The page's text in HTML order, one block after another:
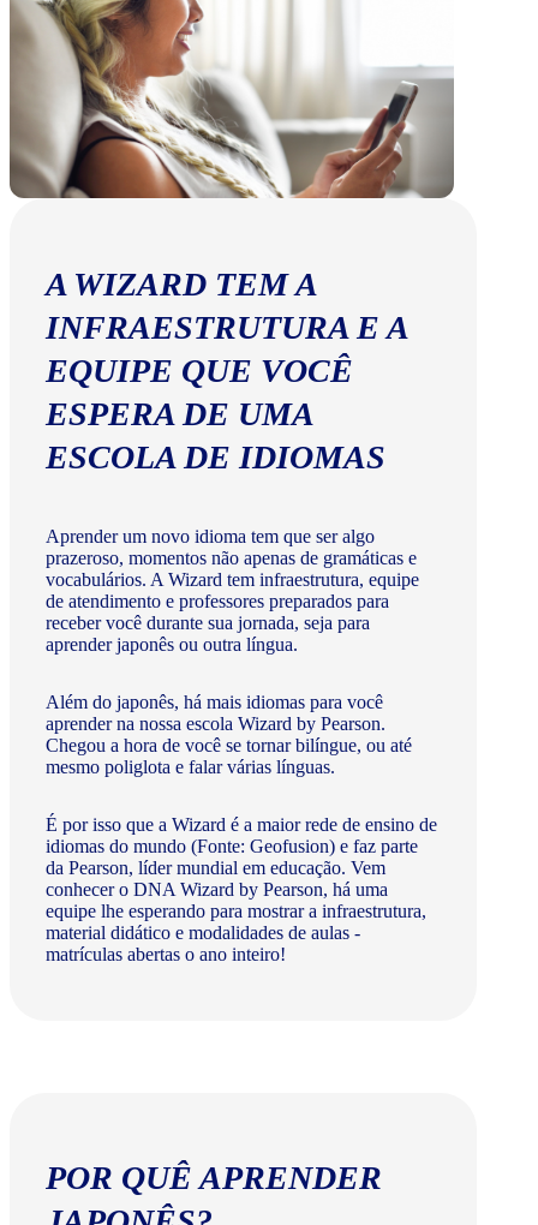
A WIZARD TEM A
INFRAESTRUTURA E A
EQUIPE QUE VOCÊ
ESPERA DE UMA
ESCOLA DE IDIOMAS
Aprender um novo idioma tem que ser algo
prazeroso, momentos não apenas de gramáticas e
vocabulários. A Wizard tem infraestrutura, equipe
de atendimento e professores preparados para
receber você durante sua jornada, seja para
aprender japonês ou outra língua.
Além do japonês, há mais idiomas para você
aprender na nossa escola Wizard by Pearson.
Chegou a hora de você se tornar bilíngue, ou até
mesmo poliglota e falar várias línguas.
É por isso que a Wizard é a maior rede de ensino de
idiomas do mundo (Fonte: Geofusion) e faz parte
da Pearson, líder mundial em educação. Vem
conhecer o DNA Wizard by Pearson, há uma
equipe lhe esperando para mostrar a infraestrutura,
material didático e modalidades de aulas -
matrículas abertas o ano inteiro!
POR QUÊ APRENDER